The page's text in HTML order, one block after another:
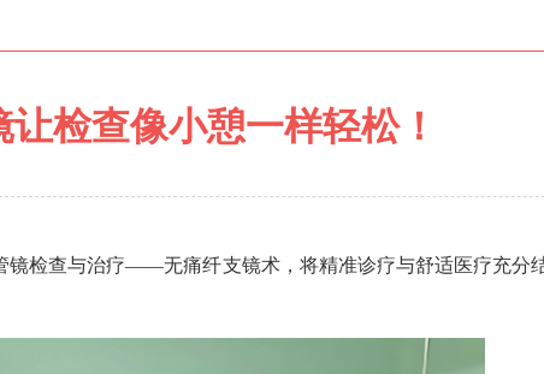
检查像小憩一样轻松！
镜检查与治疗——无痛纤支镜术，将精准诊疗与舒适医疗充分